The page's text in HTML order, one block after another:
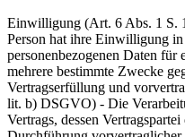
Einwilligung (Art. 6 Abs. 1 S.
Person hat ihre Einwilligung
personenbezogenen Daten
mehrere bestimmte Zwecke
Vertragserfüllung und
lit. b) DSGVO) - Die
Vertrags, dessen